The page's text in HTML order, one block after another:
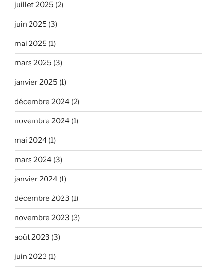
juillet 2025 (2)
juin 2025 (3)
mai 2025 (1)
mars 2025 (3)
janvier 2025 (1)
décembre 2024 (2)
novembre 2024 (1)
mai 2024 (1)
mars 2024 (3)
janvier 2024 (1)
décembre 2023 (1)
novembre 2023 (3)
août 2023 (3)
juin 2023 (1)